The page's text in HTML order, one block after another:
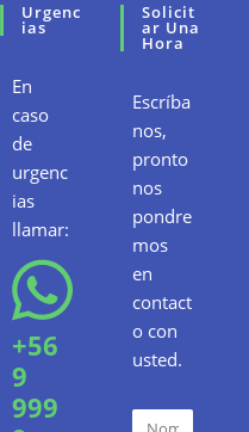
Urgenc
Ias
En
caso
de
urgenc
ias
llamar:
+56
9
999
Solicit
Ar Una
Hora
Escríba
nos,
pronto
nos
pondre
mos
en
contact
o con
usted.